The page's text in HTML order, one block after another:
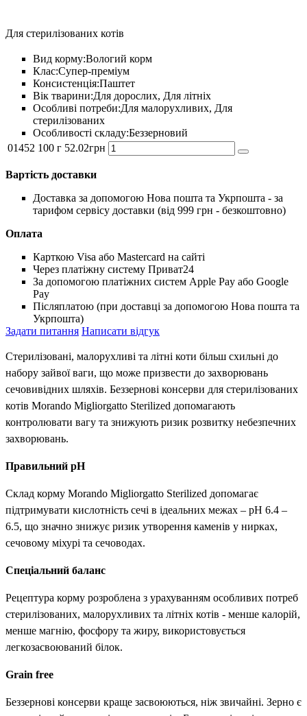
Для стерилізованих котів
Вид корму:Вологий корм
Клас:Супер-преміум
Консистенція:Паштет
Вік тварини:Для дорослих, Для літніх
Особливі потреби:Для малорухливих, Для
стерилізованих
Особливості складу:Беззерновий
01452 100 г 52.02грн
Вартість доставки
Доставка за допомогою Нова пошта та Укрпошта - за
тарифом сервісу доставки (від 999 грн - безкоштовно)
Оплата
Карткою Visa або Mastercard на сайті
Через платіжну систему Приват24
За допомогою платіжних систем Apple Pay або Google
Pay
Післяплатою (при доставці за допомогою Нова пошта та
Укрпошта)
Задати питання Написати відгук
Стерилізовані, малорухливі та літні коти більш схильні до
набору зайвої ваги, що може призвести до захворювань
сечовивідних шляхів. Беззернові консерви для стерилізованих
котів Morando Migliorgatto Sterilized допомагають
контролювати вагу та знижують ризик розвитку небезпечних
захворювань.
Правильний рН
Склад корму Morando Migliorgatto Sterilized допомагає
підтримувати кислотність сечі в ідеальних межах – pH 6.4 –
6.5, що значно знижує ризик утворення каменів у нирках,
сечовому міхурі та сечоводах.
Спеціальний баланс
Рецептура корму розроблена з урахуванням особливих потреб
стерилізованих, малорухливих та літніх котів - менше калорій,
менше магнію, фосфору та жиру, використовується
легкозасвоюваний білок.
Grain free
Беззернові консерви краще засвоюються, ніж звичайні. Зерно є